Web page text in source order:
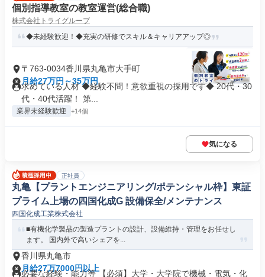
個別指導教室の教室運営(総合職)
株式会社トライグループ
◆未経験歓迎！◆充実の研修でスキル＆キャリアアップ◎
〒763-0034香川県丸亀市大手町
月給27万円～35万円
求めている人材 ◆経験不問！意欲重視の採用です◆ 20代・30
代・40代活躍！ 第...
業界未経験歓迎 +14個
気になる
正社員
丸亀【プラントエンジニアリング/ポテンシャル枠】東証
プライム上場の四国化成G 設備保全/メンテナンス
四国化成工業株式会社
■有機化学製品の製造プラントの設計、設備維持・管理をお任せし
ます。 国内外で高いシェアを...
香川県丸亀市
月給27万7000円以上
必要な経験・能力等 【必須】大学・大学院で機械・電気・化